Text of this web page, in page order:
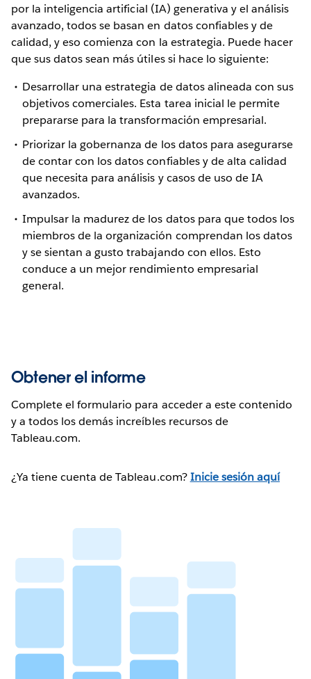
por la inteligencia artificial (IA) generativa y el análisis
avanzado, todos se basan en datos confiables y de
calidad, y eso comienza con la estrategia. Puede hacer
que sus datos sean más útiles si hace lo siguiente:
Desarrollar una estrategia de datos alineada con sus
objetivos comerciales. Esta tarea inicial le permite
prepararse para la transformación empresarial.
Priorizar la gobernanza de los datos para asegurarse
de contar con los datos confiables y de alta calidad
que necesita para análisis y casos de uso de IA
avanzados.
Impulsar la madurez de los datos para que todos los
miembros de la organización comprendan los datos
y se sientan a gusto trabajando con ellos. Esto
conduce a un mejor rendimiento empresarial
general.
Obtener el informe
Complete el formulario para acceder a este contenido
y a todos los demás increíbles recursos de
Tableau.com.
¿Ya tiene cuenta de Tableau.com?Inicie sesión aquí